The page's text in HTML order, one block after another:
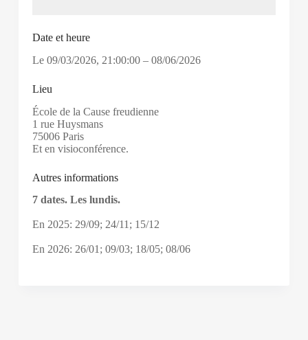
Date et heure
Le 09/03/2026, 21:00:00– 08/06/2026
Lieu
École de la Cause freudienne
1 rue Huysmans
75006 Paris
Et en visioconférence.
Autres informations
7 dates. Les lundis.
En 2025: 29/09; 24/11; 15/12
En 2026: 26/01; 09/03; 18/05; 08/06